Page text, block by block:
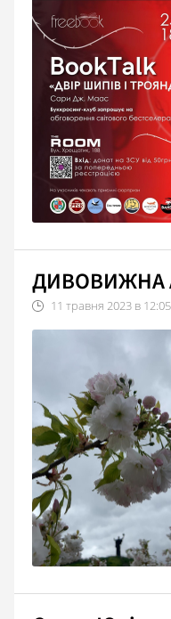
ДИВОВИЖНА
11 травня 2023 в 12:05